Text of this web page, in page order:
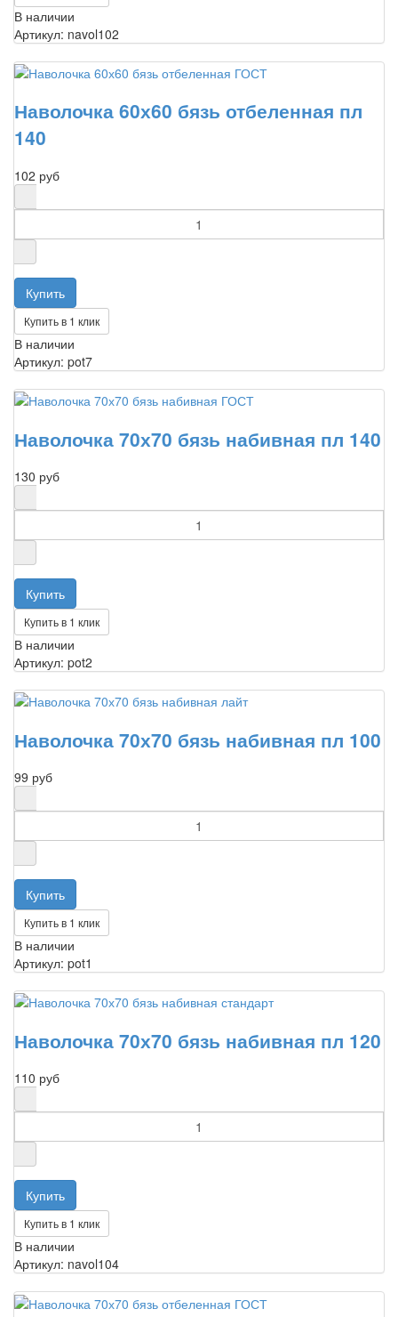
В наличии
Артикул: navol102
Наволочка 60х60 бязь отбеленная пл
140
102 руб
Купить в 1 клик
В наличии
Артикул: pot7
Наволочка 70х70 бязь набивная пл 140
130 руб
Купить в 1 клик
В наличии
Артикул: pot2
Наволочка 70х70 бязь набивная пл 100
99 руб
Купить в 1 клик
В наличии
Артикул: pot1
Наволочка 70х70 бязь набивная пл 120
110 руб
Купить в 1 клик
В наличии
Артикул: navol104